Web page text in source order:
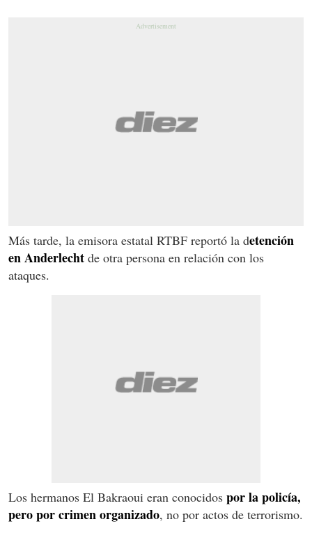
Más tarde, la emisora estatal RTBF reportó la detención
en Anderlecht de otra persona en relación con los
ataques.
Los hermanos El Bakraoui eran conocidos por la policía,
pero por crimen organizado, no por actos de terrorismo.